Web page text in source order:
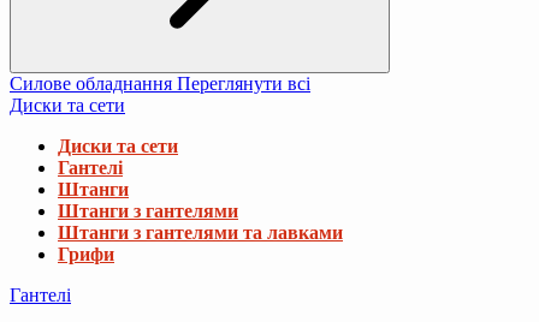
Силове обладнання Переглянути всі
Диски та сети
Диски та сети
Гантелі
Штанги
Штанги з гантелями
Штанги з гантелями та лавками
Грифи
Гантелі